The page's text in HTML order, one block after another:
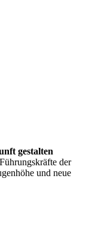
gestalten
der
und neue